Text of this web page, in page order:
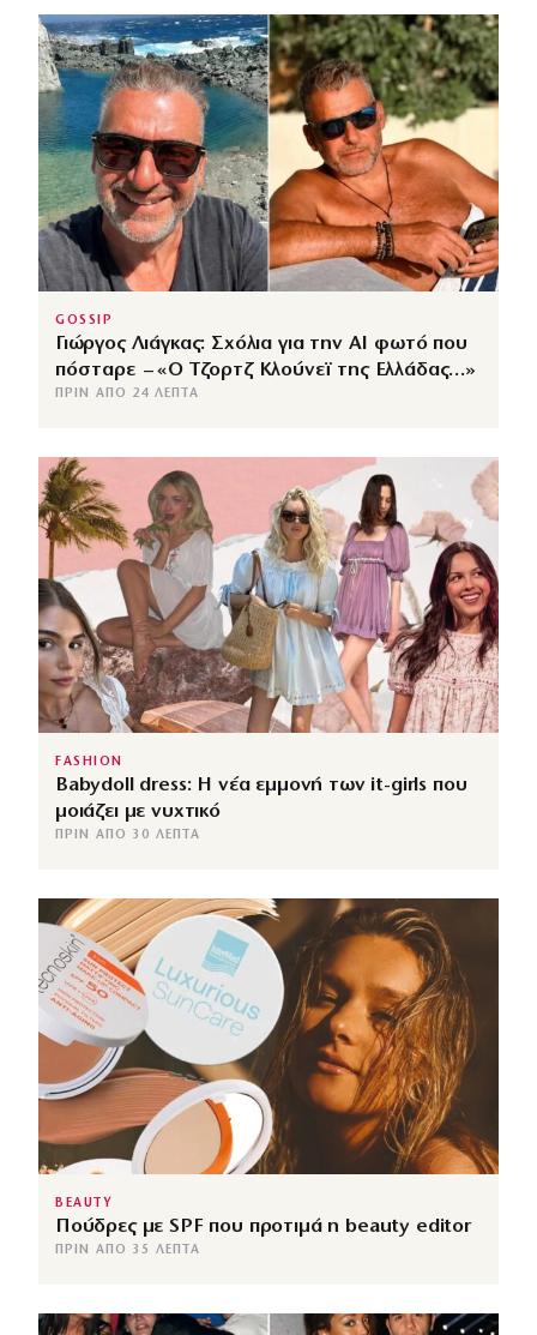
GOSSIP
Γιώργος Λιάγκας: Σχόλια για την ΑΙ φωτό που
πόσταρε – «Ο Τζορτζ Κλούνεϊ της Ελλάδας…»
ΠΡΙΝ ΑΠΌ 24 ΛΕΠΤΆ
FASHION
Babydoll dress: Η νέα εμμονή των it-girls που
μοιάζει με νυχτικό
ΠΡΙΝ ΑΠΌ 30 ΛΕΠΤΆ
BEAUTY
Πούδρες με SPF που προτιμά η beauty editor
ΠΡΙΝ ΑΠΌ 35 ΛΕΠΤΆ